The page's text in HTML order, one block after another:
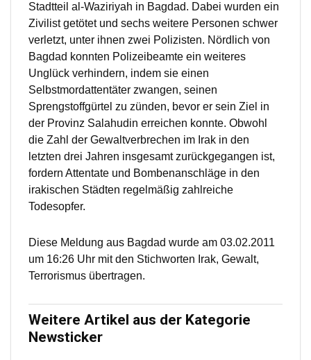
Stadtteil al-Waziriyah in Bagdad. Dabei wurden ein
Zivilist getötet und sechs weitere Personen schwer
verletzt, unter ihnen zwei Polizisten. Nördlich von
Bagdad konnten Polizeibeamte ein weiteres
Unglück verhindern, indem sie einen
Selbstmordattentäter zwangen, seinen
Sprengstoffgürtel zu zünden, bevor er sein Ziel in
der Provinz Salahudin erreichen konnte. Obwohl
die Zahl der Gewaltverbrechen im Irak in den
letzten drei Jahren insgesamt zurückgegangen ist,
fordern Attentate und Bombenanschläge in den
irakischen Städten regelmäßig zahlreiche
Todesopfer.
Diese Meldung aus Bagdad wurde am 03.02.2011
um 16:26 Uhr mit den Stichworten Irak, Gewalt,
Terrorismus übertragen.
Weitere Artikel aus der Kategorie
Newsticker